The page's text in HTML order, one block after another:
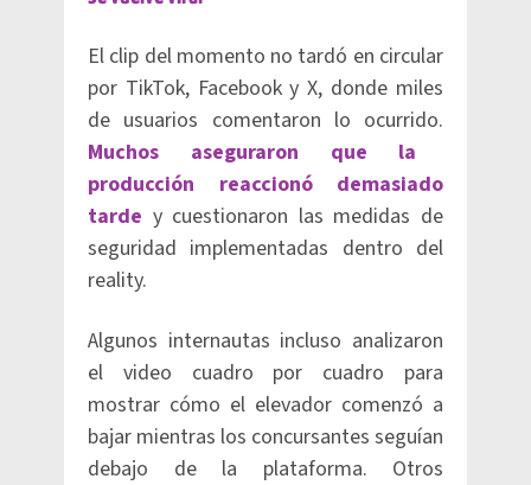
El clip del momento no tardó en circular
por TikTok, Facebook y X, donde miles
de usuarios comentaron lo ocurrido.
Muchos aseguraron que la
producción reaccionó demasiado
tarde y cuestionaron las medidas de
seguridad implementadas dentro del
reality.
Algunos internautas incluso analizaron
el video cuadro por cuadro para
mostrar cómo el elevador comenzó a
bajar mientras los concursantes seguían
debajo de la plataforma. Otros